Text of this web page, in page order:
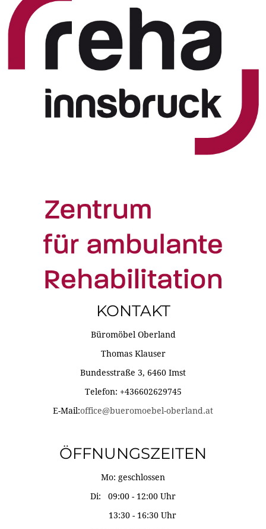
KONTAKT
Büromöbel Oberland
Thomas Klauser
Bundesstraße 3, 6460 Imst
Telefon: +436602629745
E-Mail:office@bueromoebel-oberland.at
ÖFFNUNGSZEITEN
Mo: geschlossen
Di: 09:00 - 12:00 Uhr
13:30 - 16:30 Uhr